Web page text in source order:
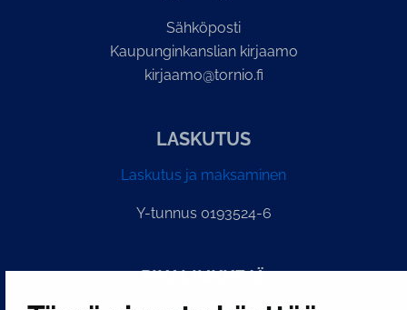
Sähköposti
Kaupunginkanslian kirjaamo
kirjaamo@tornio.fi
LASKUTUS
Laskutus ja maksaminen
Y-tunnus 0193524-6
PI­KA­LINK­KE­JÄ